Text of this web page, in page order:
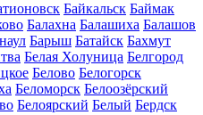
Байкальск Баймак
Балахна Балашиха Балашов
Барыш Батайск Бахмут
Белая Холуница Белгород
Белово Белогорск
Беломорск Белоозёрский
Белоярский Белый Бердск